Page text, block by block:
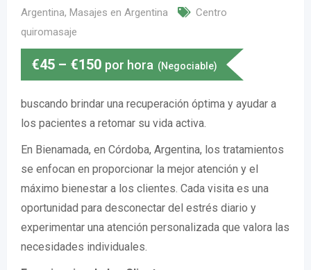
Argentina, Masajes en Argentina
Centro
quiromasaje
€45 – €150 por hora (Negociable)
buscando brindar una recuperación óptima y ayudar a
los pacientes a retomar su vida activa.
En Bienamada, en Córdoba, Argentina, los tratamientos
se enfocan en proporcionar la mejor atención y el
máximo bienestar a los clientes. Cada visita es una
oportunidad para desconectar del estrés diario y
experimentar una atención personalizada que valora las
necesidades individuales.